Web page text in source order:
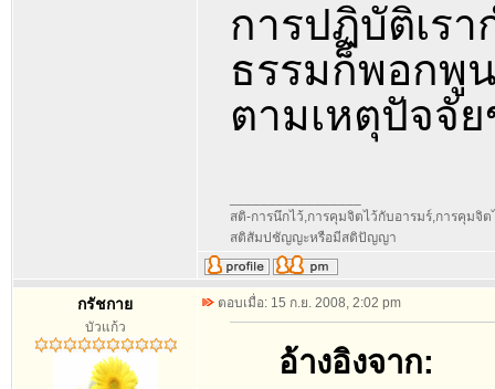
การปฏิบัติเร
ธรรมก็พอกพู
ตามเหตุปัจจั
สติ-การนึกไว้,การคุมจิตไว้กับอารมร์,การคุมจิ
สติสัมปชัญญะหรือมีสติปัญญา
กรัชกาย
บัวแก้ว
ตอบเมื่อ: 15 ก.ย. 2008, 2:02 pm
อ้างอิงจาก: